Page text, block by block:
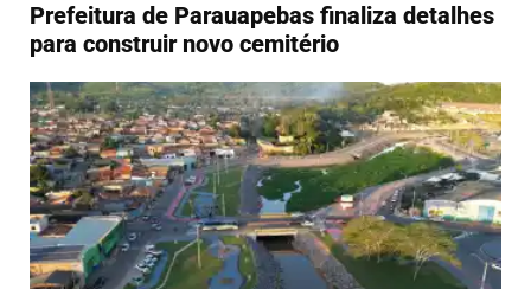
Prefeitura de Parauapebas finaliza detalhes
para construir novo cemitério